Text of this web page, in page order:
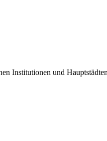
Institutionen und